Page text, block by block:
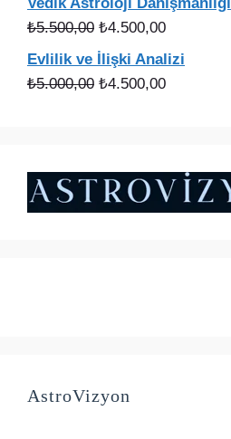
₺3.000,00.fiyat:
₺5.500,00 Orijinal
fiyat:
₺5.500,00.
₺4.500,00Şu
andaki
fiyat:
Evlilik ve İlişki Analizi
₺5.000,00 Orijinal
₺4.500,00Şu
AstroVizyon